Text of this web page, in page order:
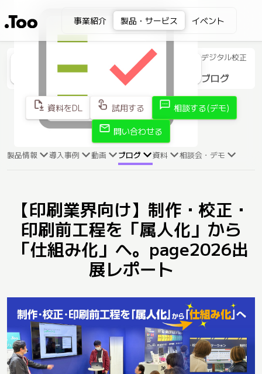
事業紹介 製品・サービス イベント
デジタル校正
ブログ
file_save 資料をDL touch_app 試用する sms 相談する(デモ)
mail 問い合わせる
製品情報 導入事例 動画 ブログ 資料 相談会・デモ
【印刷業界向け】制作・校正・
印刷前工程を「属人化」から
「仕組み化」へ。page2026出
展レポート